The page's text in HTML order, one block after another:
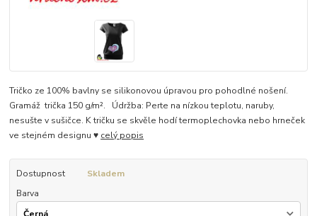
Tričko ze 100% bavlny se silikonovou úpravou pro pohodlné nošení.
Gramáž trička 150 g/m². Údržba: Perte na nízkou teplotu, naruby,
nesušte v sušičce. K tričku se skvěle hodí termoplechovka nebo hrneček
ve stejném designu ♥ celý popis
Dostupnost
Skladem
Barva